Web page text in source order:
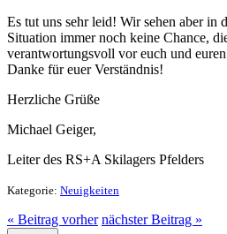
Es tut uns sehr leid! Wir sehen aber in
Situation immer noch keine Chance,
verantwortungsvoll vor euch und
Danke für euer Verständnis!
Herzliche Grüße
Michael Geiger,
Leiterdes RS+A Skilagers Pfelders
Kategorie: Neuigkeiten
« Beitrag vorher nächster Beitrag »